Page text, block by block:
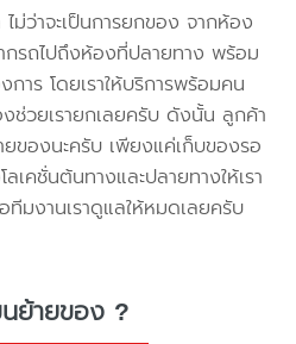
ม่ว่าจะเป็นการยกของ จากห้อง
รถไปถึงห้องที่ปลายทาง พร้อม
าร โดยเราให้บริการพร้อมคน
วยเรายกเลยครับ ดังนั้น ลูกค้า
ของนะครับ เพียงแค่เก็บของรอ
เคชั่นต้นทางและปลายทางให้เรา
มงานเราดูแลให้หมดเลยครับ
ย้ายของ ?